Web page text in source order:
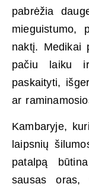
pabrėžia
mieguistumo,
naktį. Medikai
pačiu laiku
paskaityti,
ar
Kambaryje,
laipsnių
patalpą
sausas oras,